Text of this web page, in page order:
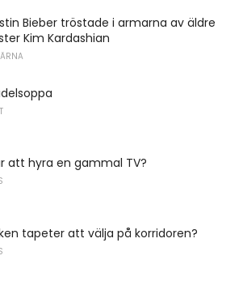
Bieber tröstade i armarna av äldre
Kim Kardashian
att hyra en gammal TV?
tapeter att välja på korridoren?